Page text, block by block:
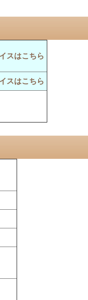
スはこちら
スはこちら